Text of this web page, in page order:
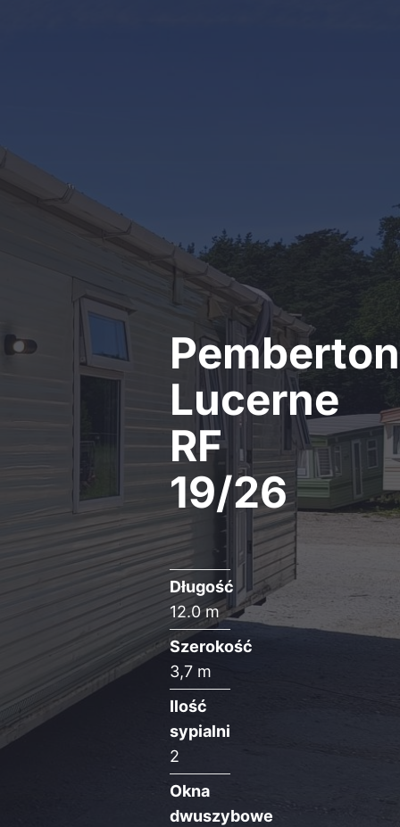
Pemberton
Lucerne
RF
19/26
Długość
12.0 m
Szerokość
3,7 m
Ilość
sypialni
2
Okna
dwuszybowe